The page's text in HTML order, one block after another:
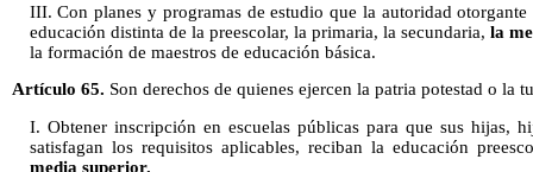
III. Con planes y programas de estudio que la autoridad otorgante
educación distinta de la preescolar, la primaria, la secundaria, la
la formación de maestros de educación básica.
Artículo 65. Son derechos de quienes ejercen la patria potestad o la
I. Obtener inscripción en escuelas públicas para que sus hijas,
satisfagan los requisitos aplicables, reciban la educación
media superior.